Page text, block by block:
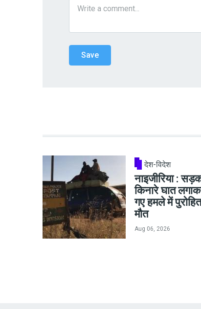
देश-विदेश
नाइजीरिया :
किनारे घात
गए हमले में
मौत
Aug 06, 2026